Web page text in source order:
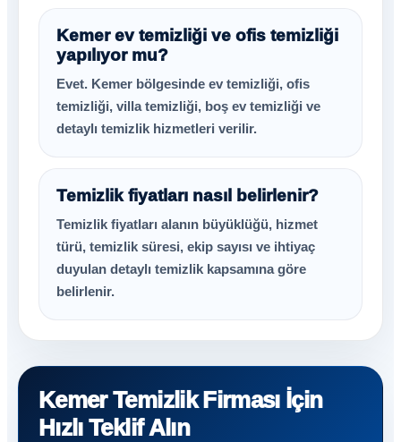
Kemer ev temizliği ve ofis temizliği
yapılıyor mu?
Evet. Kemer bölgesinde ev temizliği, ofis
temizliği, villa temizliği, boş ev temizliği ve
detaylı temizlik hizmetleri verilir.
Temizlik fiyatları nasıl belirlenir?
Temizlik fiyatları alanın büyüklüğü, hizmet
türü, temizlik süresi, ekip sayısı ve ihtiyaç
duyulan detaylı temizlik kapsamına göre
belirlenir.
Kemer Temizlik Firması İçin
Hızlı Teklif Alın